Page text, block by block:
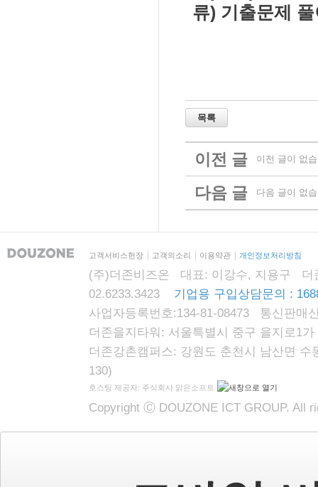
류) 기출문제
이전 글 이전 글이 없
다음 글 다음 글이 없
고객서비스헌장 고객의소리 이용약관 개인정보처리방침
(주)더존비즈온 대표: 이강수, 지용구 더
02.6233.3423 기업용 구입상담문의 :
사업자등록번호:134-81-08473 통신판매
더존을지타워: 서울특별시 중구 을지로1
더존강촌캠퍼스: 강원도 춘천시 남산면
130)
호스팅 제공자: 주식회사 맑은소프트
Copyright Ⓒ DOUZONE ICT GROUP. All